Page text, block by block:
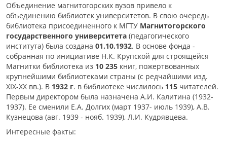
Объединение магнитогорских вузов привело к
объединению библиотек университетов. В свою очередь
библиотека присоединенного к МГТУ Магнитогорского
государственного университета (педагогического
института) была создана 01.10.1932. В основе фонда -
собранная по инициативе Н.К. Крупской для строящейся
Магнитки библиотека из 10 235 книг, пожертвованных
крупнейшими библиотеками страны (с редчайшими изд.
ХIХ-ХХ вв.). В 1932 г. в библиотеке числилось 115 читателей.
Первым директором была назначена А.И. Калитина (1932-
1937). Ее сменили Е.А. Долгих (март 1937- июль 1939), А.В.
Кузнецова (авг. 1939 - нояб. 1939), Л.И. Кудрявцева.
Интересные факты: